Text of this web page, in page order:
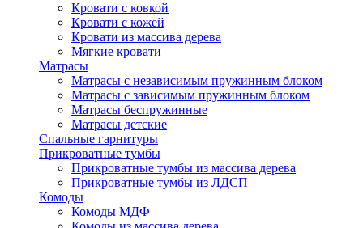
Кровати с ковкой
Кровати с кожей
Кровати из массива дерева
Мягкие кровати
Матрасы
Матрасы с независимым пружинным блоком
Матрасы с зависимым пружинным блоком
Матрасы беспружинные
Матрасы детские
Спальные гарнитуры
Прикроватные тумбы
Прикроватные тумбы из массива дерева
Прикроватные тумбы из ЛДСП
Комоды
Комоды МДФ